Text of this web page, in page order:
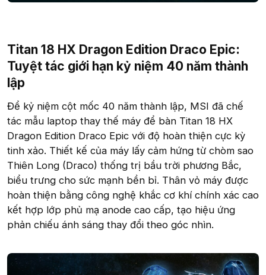
Titan 18 HX Dragon Edition Draco Epic:
Tuyệt tác giới hạn kỷ niệm 40 năm thành
lập​
Để kỷ niệm cột mốc 40 năm thành lập, MSI đã chế
tác mẫu laptop thay thế máy để bàn Titan 18 HX
Dragon Edition Draco Epic với độ hoàn thiện cực kỳ
tinh xảo. Thiết kế của máy lấy cảm hứng từ chòm sao
Thiên Long (Draco) thống trị bầu trời phương Bắc,
biểu trưng cho sức mạnh bền bỉ. Thân vỏ máy được
hoàn thiện bằng công nghệ khắc cơ khí chính xác cao
kết hợp lớp phủ mạ anode cao cấp, tạo hiệu ứng
phản chiếu ánh sáng thay đổi theo góc nhìn.